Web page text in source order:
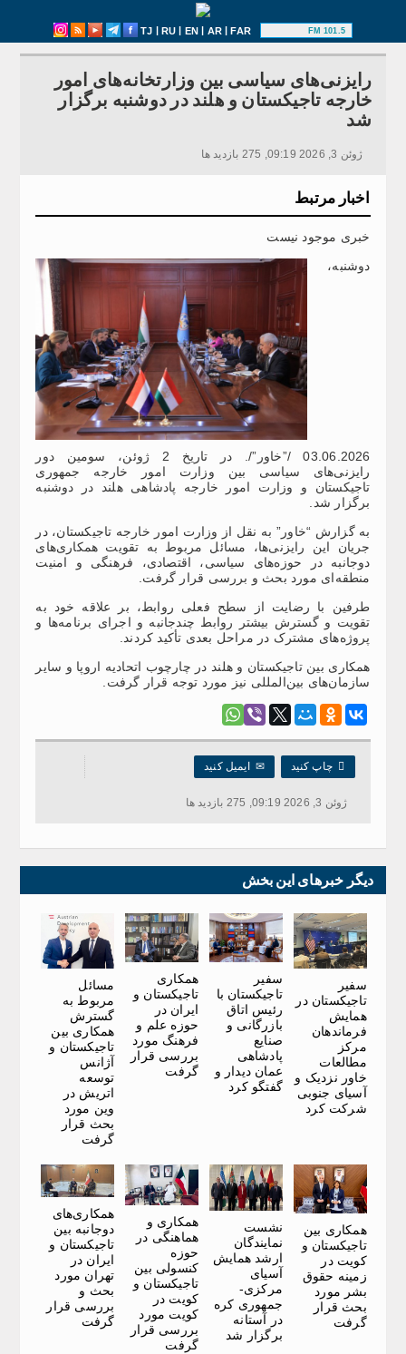
TJ | RU | EN | AR|FAR 101.5 FM
رایزنی‌های سیاسی بین وزارتخانه‌های امور
خارجه تاجیکستان و هلند در دوشنبه برگزار
شد
ژوئن 3, 2026 09:19, 275 بازدید ها
اخبار مرتبط
خبری موجود نیست
دوشنبه،
03.06.2026 /”خاور”/. در تاریخ 2 ژوئن، سومین دور
رایزنی‌های سیاسی بین وزارت امور خارجه جمهوری
تاجیکستان و وزارت امور خارجه پادشاهی هلند در دوشنبه
برگزار شد.
به گزارش “خاور” به نقل از وزارت امور خارجه تاجیکستان، در
جریان این رایزنی‌ها، مسائل مربوط به تقویت همکاری‌های
دوجانبه در حوزه‌های سیاسی، اقتصادی، فرهنگی و امنیت
منطقه‌ای مورد بحث و بررسی قرار گرفت.
طرفین با رضایت از سطح فعلی روابط، بر علاقه خود به
تقویت و گسترش بیشتر روابط چندجانبه و اجرای برنامه‌ها و
پروژه‌های مشترک در مراحل بعدی تأکید کردند.
همکاری بین تاجیکستان و هلند در چارچوب اتحادیه اروپا و سایر
سازمان‌های بین‌المللی نیز مورد توجه قرار گرفت.
 چاپ کنید ✉ایمیل کنید
ژوئن 3, 2026 09:19, 275 بازدید ها
دیگر خبرهای این بخش
سفیر
تاجیکستان در
همایش
فرماندهان
مرکز
مطالعات
خاور نزدیک و
آسیای جنوبی
شرکت کرد
سفیر
تاجیکستان با
رئیس اتاق
بازرگانی و
صنایع
پادشاهی
عمان دیدار و
گفتگو کرد
همکاری
تاجیکستان و
ایران در
حوزه علم و
فرهنگ مورد
بررسی قرار
گرفت
مسائل
مربوط به
گسترش
همکاری بین
تاجیکستان و
آژانس
توسعه
اتریش در
وین مورد
بحث قرار
گرفت
همکاری بین
تاجیکستان و
کویت در
زمینه حقوق
بشر مورد
بحث قرار
گرفت
نشست
نمایندگان
ارشد همایش
آسیای
مرکزی-
جمهوری کره
در آستانه
برگزار شد
همکاری و
هماهنگی در
حوزه
کنسولی بین
تاجیکستان و
کویت در
کویت مورد
بررسی قرار
گرفت
همکاری‌های
دوجانبه بین
تاجیکستان و
ایران در
تهران مورد
بحث و
بررسی قرار
گرفت